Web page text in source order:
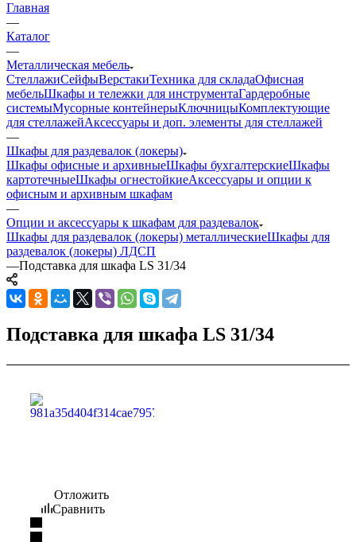
Главная
—
Каталог
—
Металлическая мебель
СтеллажиСейфыВерстакиТехника для складаОфисная
мебельШкафы и тележки для инструментаГардеробные
системыМусорные контейнерыКлючницыКомплектующие
для стеллажейАксессуары и доп. элементы для стеллажей
—
Шкафы для раздевалок (локеры)
Шкафы офисные и архивныеШкафы бухгалтерскиеШкафы
картотечныеШкафы огнестойкиеАксессуары и опции к
офисным и архивным шкафам
—
Опции и аксессуары к шкафам для раздевалок
Шкафы для раздевалок (локеры) металлическиеШкафы для
раздевалок (локеры) ЛДСП
—Подставка для шкафа LS 31/34
Подставка для шкафа LS 31/34
Отложить
Сравнить